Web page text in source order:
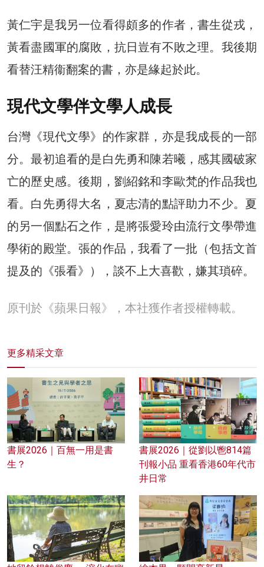
黃仁宇是我另一位看得頗多的作者，書生從戎，
黃看盡國軍的腐敗，抗日豈有不敗之理。我後期
看替汪精衞翻案的書，亦是緣起於此。
現代文學伴文學人成長
台灣《現代文學》的作家群，亦是我成長的一部
分。最初追看的是白先勇和陳若曦，感其國破家
亡的歷史感。後期，劉紹銘和李歐梵的作品我也
看。白先勇得大名，夏志清的點評助力不少。夏
的另一個點石之作，是將張愛玲由流行文學帶進
學術的殿堂。張的作品，我看了一批（包括文首
提及的《張看》），談不上大喜歡，嫌其瑣碎。
原刊於《蘋果日報》，本社獲作者授權轉載。
更多精采文章
書展2026｜百無一用是書
生？
書展2026｜從劉以鬯814篇
刊報小品 重看香港60年代市
井日常